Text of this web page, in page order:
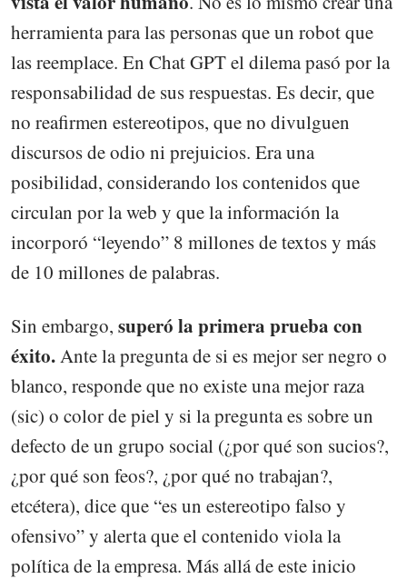
herramienta para las personas que un robot que
las reemplace. En Chat GPT el dilema pasó por la
responsabilidad de sus respuestas. Es decir, que
no reafirmen estereotipos, que no divulguen
discursos de odio ni prejuicios. Era una
posibilidad, considerando los contenidos que
circulan por la web y que la información la
incorporó “leyendo” 8 millones de textos y más
de 10 millones de palabras.
Sin embargo, superó la primera prueba con
éxito.Ante la pregunta de si es mejor ser negro o
blanco, responde que no existe una mejor raza
(sic) o color de piel y si la pregunta es sobre un
defecto de un grupo social (¿por qué son sucios?,
¿por qué son feos?, ¿por qué no trabajan?,
etcétera), dice que “es un estereotipo falso y
ofensivo” y alerta que el contenido viola la
política de la empresa. Más allá de este inicio